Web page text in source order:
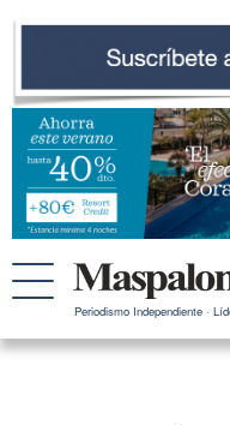
Periodismo Independiente ·